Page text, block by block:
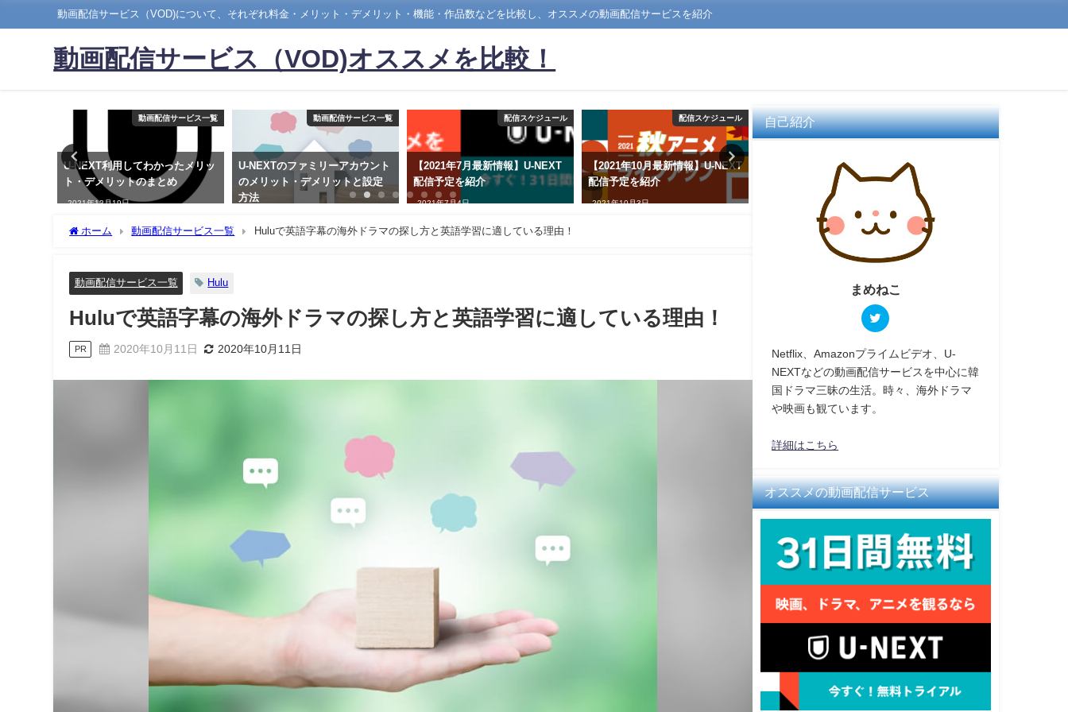
動画配信サービス（VOD)について、それぞれ料金・メリット・デメリット・機能・作品数などを比較し、オススメの動画配信サービスを紹介
動画配信サービス（VOD)オススメを比較！
動画配信サービス一覧
U-NEXT利用してわかったメリッ
ト・デメリットのまとめ
2021年12月19日
動画配信サービス一覧
U-NEXTのファミリーアカウント
のメリット・デメリットと設定
方法
配信スケジュール
【2021年7月最新情報】U-NEXT
配信予定を紹介
2021年7月4日
配信スケジュール
【2021年10月最新情報】U-NEXT
配信予定を紹介
2021年10月3日
Huluの画質はどう？画質の設
定・変更方法について
2020年10月10日
ホーム 動画配信サービス一覧 Huluで英語字幕の海外ドラマの探し方と英語学習に適している理由！
動画配信サービス一覧 Hulu
Huluで英語字幕の海外ドラマの探し方と英語学習に適している理由！
PR 2020年10月11日 2020年10月11日
自己紹介
まめねこ
Netflix、Amazonプライムビデオ、U-
NEXTなどの動画配信サービスを中心に韓
国ドラマ三昧の生活。時々、海外ドラマ
や映画も観ています。
詳細はこちら
オススメの動画配信サービス